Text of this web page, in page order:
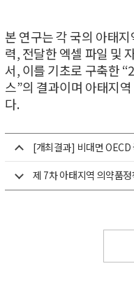
본 연구는 각 국의 아태
력, 전달한 엑셀 파일 및
서,이를 기초로 구축한
스”의 결과이며 아태지
다.
[개최결과] 비대면
제 7차 아태지역 의약품